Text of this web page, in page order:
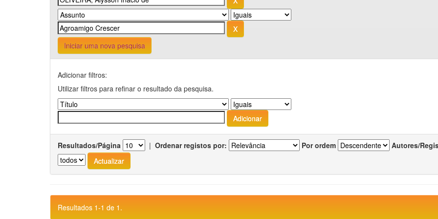
Iniciar uma nova pesquisa
Adicionar filtros:
Utilizar filtros para refinar o resultado da pesquisa.
Resultados/Página | Ordenar registos por: Por ordem Autores/
Resultados 1-1 de 1.